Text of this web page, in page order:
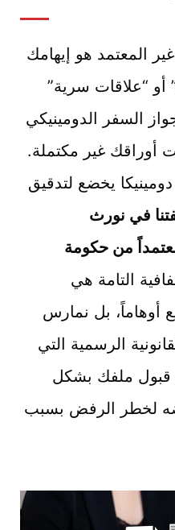
المعتمد هو إيهامك
أو “علاقات سرية”
السفر الدومينيكي
كانت أوراقك غير مكتملة.
يخضع لتدقيق
في نورث
من حكومة
التامة هي
أوهاماً، بل نمارس
الرسمية التي
قبول ملفك بشكل
لخطر الرفض بسبب